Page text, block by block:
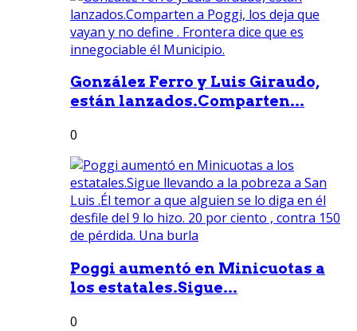
González Ferro y Luis Giraudo,
están lanzados.Comparten...
0
Poggi aumentó en Minicuotas a
los estatales.Sigue...
0